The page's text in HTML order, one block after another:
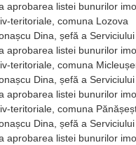
aprobarea listei bunurilor
teritoriale, comuna Lozova
Dina, șefă a
aprobarea listei bunurilor
teritoriale, comuna
Dina, șefă a
aprobarea listei bunurilor
teritoriale, comuna
Dina, șefă a
aprobarea listei bunurilor